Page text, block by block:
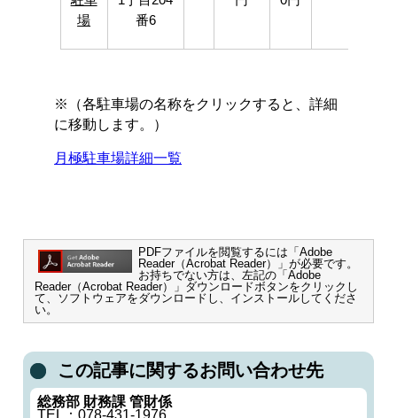
場
番6
※（各駐車場の名称をクリックすると、詳細
に移動します。）
月極駐車場詳細一覧
PDFファイルを閲覧するには「Adobe
Reader（Acrobat Reader）」が必要です。
お持ちでない方は、左記の「Adobe
Reader（Acrobat Reader）」ダウンロードボタンをクリックし
て、ソフトウェアをダウンロードし、インストールしてくださ
い。
この記事に関するお問い合わせ先
総務部 財務課 管財係
TEL：078-431-1976